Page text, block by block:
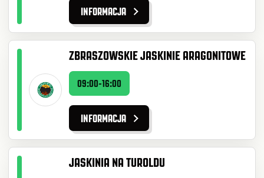
INFORMACJA
ZBRASZOWSKIE JASKINIE ARAGONITOWE
09:00-16:00
INFORMACJA
JASKINIA NA TUROLDU